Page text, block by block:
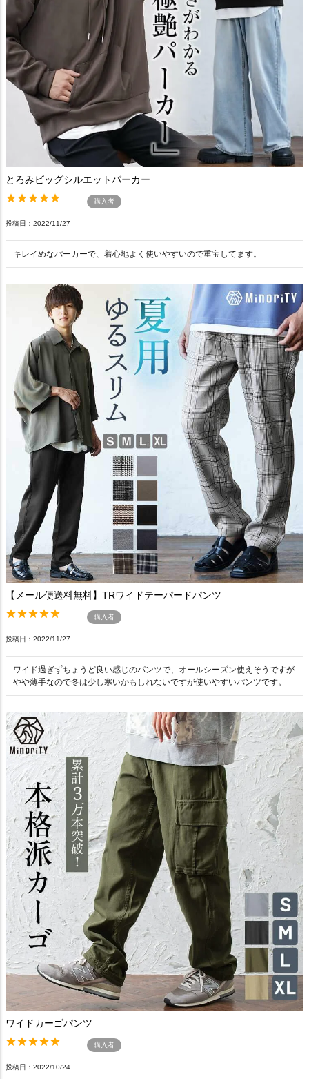
とろみビッグシルエットパーカー
購入者
投稿日 2022/11/27
キレイめなパーカーで、着心地よく使いやすいので重宝してます。
【メール便送料無料】TRワイドテーパードパンツ
購入者
投稿日 2022/11/27
ワイド過ぎずちょうど良い感じのパンツで、オールシーズン使えそうですが
やや薄手なので冬は少し寒いかもしれないですが使いやすいパンツです。
ワイドカーゴパンツ
購入者
投稿日 2022/10/24